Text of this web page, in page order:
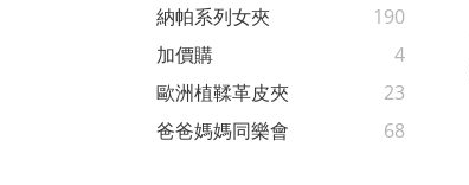
納帕系列女夾
190
加價購
4
歐洲植鞣革皮夾
23
爸爸媽媽同樂會
68